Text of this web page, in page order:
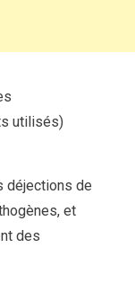
utilisés)
déjections de
et
des